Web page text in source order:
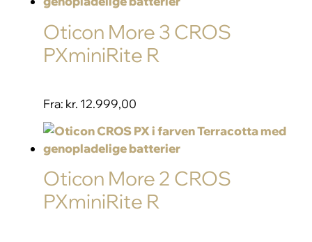
Oticon More 3 CROS
PXminiRite R
Fra: kr. 12.999,00
Oticon More 2 CROS
PXminiRite R